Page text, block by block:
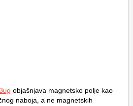
objašnjava magnetsko polje kao
naboja, a ne magnetskih